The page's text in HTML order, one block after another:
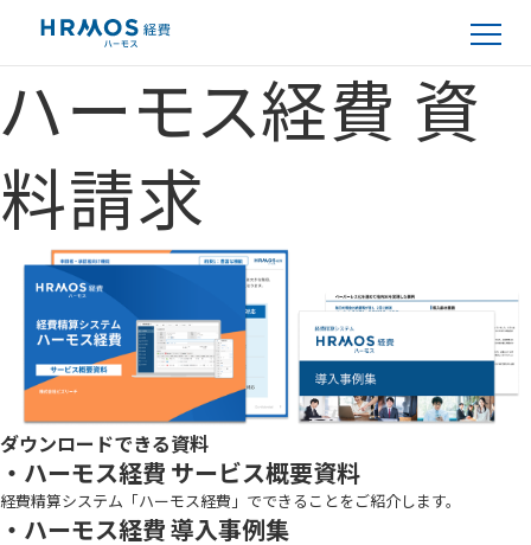
ハーモス経費 資
料請求
ダウンロードできる資料
・ハーモス経費 サービス概要資料
経費精算システム「ハーモス経費」でできることをご紹介します。
・ハーモス経費 導入事例集